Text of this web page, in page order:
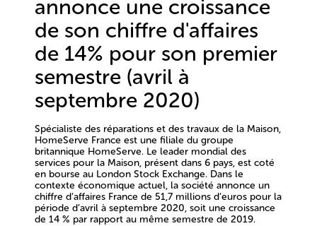
annonce une croissance
de son chiffre d'affaires
de 14% pour son premier
semestre (avril à
septembre 2020)
Spécialiste des réparations et des travaux de la Maison,
HomeServe France est une filiale du groupe
britannique HomeServe. Le leader mondial des
services pour la Maison, présent dans 6 pays, est coté
en bourse au London Stock Exchange. Dans le
contexte économique actuel, la société annonce un
chiffre d’affaires France de 51,7 millions d’euros pour la
période d’avril à septembre 2020, soit une croissance
de 14 % par rapport au même semestre de 2019.